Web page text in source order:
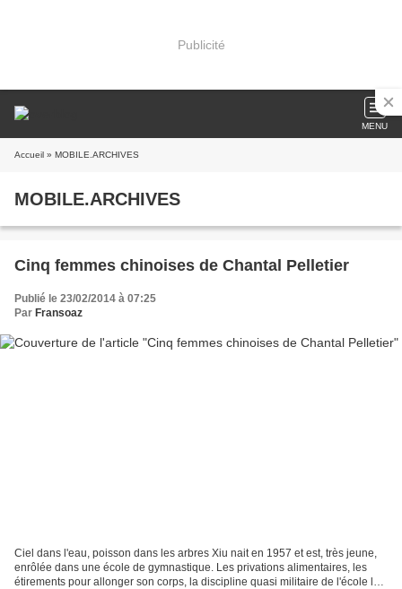
Publicité
MENU
Accueil » MOBILE.ARCHIVES
MOBILE.ARCHIVES
Cinq femmes chinoises de Chantal Pelletier
Publié le 23/02/2014 à 07:25
Par Fransoaz
Ciel dans l'eau, poisson dans les arbres Xiu nait en 1957 et est, très jeune,
enrôlée dans une école de gymnastique. Les privations alimentaires, les
étirements pour allonger son corps, la discipline quasi militaire de l'école lui